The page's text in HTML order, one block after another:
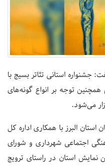
جشنواره استانی تئاتر بسیج با
توجه بر انواع گونه‌های
می‌شود.
البرز با همکاری اداره کل
اجتماعی شهرداری و شورای
استان در راستای ترویج